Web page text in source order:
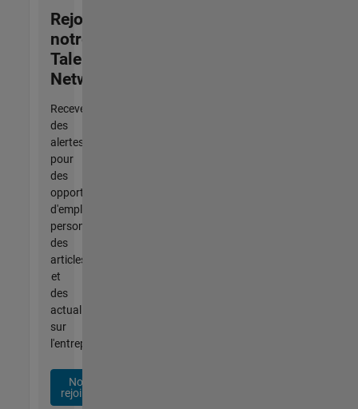
Rejoignez
notre
Talent
Network
Recevez
des
alertes
pour
des
opportunités
d'emploi
personnalisées,
des
articles
et
des
actualités
sur
l'entreprise.
Nous
rejoindre